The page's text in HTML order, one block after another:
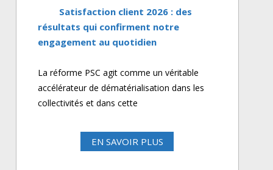
Satisfaction client 2026 : des
résultats qui confirment notre
engagement au quotidien
La réforme PSC agit comme un véritable
accélérateur de dématérialisation dans les
collectivités et dans cette
EN SAVOIR PLUS